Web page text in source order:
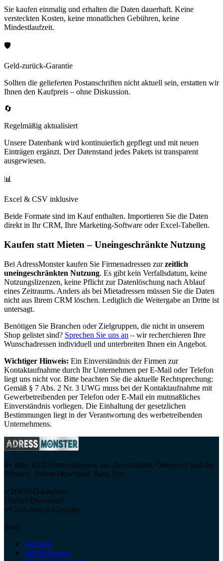
Sie kaufen einmalig und erhalten die Daten dauerhaft. Keine
versteckten Kosten, keine monatlichen Gebühren, keine
Mindestlaufzeit.
🛡️
Geld-zurück-Garantie
Sollten die gelieferten Postanschriften nicht aktuell sein, erstatten wir
Ihnen den Kaufpreis – ohne Diskussion.
🔄
Regelmäßig aktualisiert
Unsere Datenbank wird kontinuierlich gepflegt und mit neuen
Einträgen ergänzt. Der Datenstand jedes Pakets ist transparent
ausgewiesen.
📊
Excel & CSV inklusive
Beide Formate sind im Kauf enthalten. Importieren Sie die Daten
direkt in Ihr CRM, Ihre Marketing-Software oder Excel-Tabellen.
Kaufen statt Mieten – Uneingeschränkte Nutzung
Bei AdressMonster kaufen Sie Firmenadressen zur zeitlich
uneingeschränkten Nutzung. Es gibt kein Verfallsdatum, keine
Nutzungslizenzen, keine Pflicht zur Datenlöschung nach Ablauf
eines Zeitraums. Anders als bei Mietadressen müssen Sie die Daten
nicht aus Ihrem CRM löschen. Lediglich die Weitergabe an Dritte ist
untersagt.
Benötigen Sie Branchen oder Zielgruppen, die nicht in unserem
Shop gelistet sind? Sprechen Sie uns an – wir recherchieren Ihre
Wunschadressen individuell und unterbreiten Ihnen ein Angebot.
Wichtiger Hinweis: Ein Einverständnis der Firmen zur
Kontaktaufnahme durch Ihr Unternehmen per E-Mail oder Telefon
liegt uns nicht vor. Bitte beachten Sie die aktuelle Rechtsprechung:
Gemäß § 7 Abs. 2 Nr. 3 UWG muss bei der Kontaktaufnahme mit
Gewerbetreibenden per Telefon oder E-Mail ein mutmaßliches
Einverständnis vorliegen. Die Einhaltung der gesetzlichen
Bestimmungen liegt in der Verantwortung des werbetreibenden
Unternehmens.
4+ Mio. B2B-Firmenadressen aus Deutschland, Österreich und der
Schweiz. Sofort-Download. Kein Abo.
✓ DSGVO-konform
↓Sofort-Download
↩Geld-zurück-Garantie
Shop
Startseite
Alle Branchen